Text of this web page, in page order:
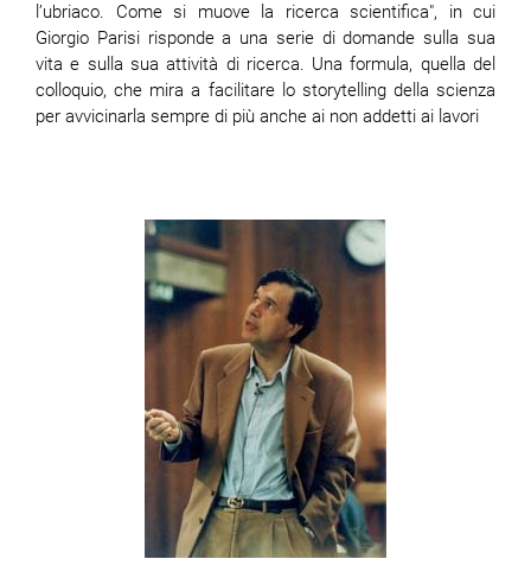
l’ubriaco. Come si muove la ricerca scientifica", in cui
Giorgio Parisi risponde a una serie di domande sulla sua
vita e sulla sua attività di ricerca. Una formula, quella del
colloquio, che mira a facilitare lo storytelling della scienza
per avvicinarla sempre di più anche ai non addetti ai lavori